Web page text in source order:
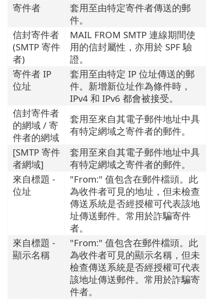
寄件者
套用至由特定寄件者傳送的郵
件。
信封寄件者
(SMTP 寄件
者)
MAIL FROM SMTP 連線期間使
用的信封屬性，亦用於 SPF 驗
證。
寄件者 IP
位址
套用至由特定 IP 位址傳送的郵
件。新增新位址作為條件時，
IPv4 和 IPv6 都會被接受。
信封寄件者
的網域 / 寄
件者的網域
套用至來自其電子郵件地址中具
有特定網域之寄件者的郵件。
[SMTP 寄件
者網域]
套用至來自其電子郵件地址中具
有特定網域之寄件者的郵件。
來自標題 -
位址
"From:" 值包含在郵件檔頭。此
為收件者可見的地址，但未檢查
傳送系統是否經授權可代表該地
址傳送郵件。常用於詐騙寄件
者。
來自標題 -
顯示名稱
"From:" 值包含在郵件檔頭。此
為收件者可見的顯示名稱，但未
檢查傳送系統是否經授權可代表
該地址傳送郵件。常用於詐騙寄
件者。